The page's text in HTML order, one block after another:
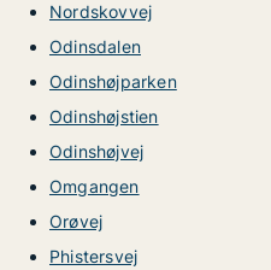
Nordskovvej
Odinsdalen
Odinshøjparken
Odinshøjstien
Odinshøjvej
Omgangen
Orøvej
Phistersvej